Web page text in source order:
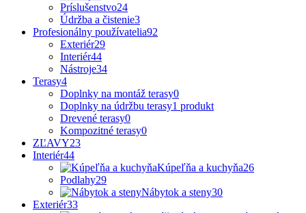
Príslušenstvo24
Údržba a čistenie3
Profesionálny používatelia92
Exteriér29
Interiér44
Nástroje34
Terasy4
Doplnky na montáž terasy0
Doplnky na údržbu terasy1 produkt
Drevené terasy0
Kompozitné terasy0
ZĽAVY23
Interiér44
Kúpeľňa a kuchyňa26
Podlahy29
Nábytok a steny30
Exteriér33